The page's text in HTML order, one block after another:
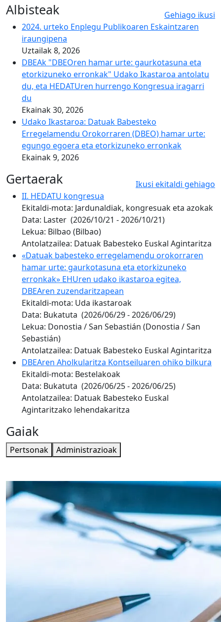
Albisteak
Gehiago ikusi
2024. urteko Enplegu Publikoaren Eskaintzaren
iraungipena
Uztailak 8, 2026
DBEAk "DBEOren hamar urte: gaurkotasuna eta
etorkizuneko erronkak" Udako Ikastaroa antolatu
du, eta HEDATUren hurrengo Kongresua iragarri
du
Ekainak 30, 2026
Udako Ikastaroa: Datuak Babesteko
Erregelamendu Orokorraren (DBEO) hamar urte:
egungo egoera eta etorkizuneko erronkak
Ekainak 9, 2026
Gertaerak
Ikusi ekitaldi gehiago
II. HEDATU kongresua
Ekitaldi-mota: Jardunaldiak, kongresuak eta azokak
Data: Laster (2026/10/21 - 2026/10/21)
Lekua: Bilbao (Bilbao)
Antolatzailea: Datuak Babesteko Euskal Agintaritza
«Datuak babesteko erregelamendu orokorraren
hamar urte: gaurkotasuna eta etorkizuneko
erronkak» EHUren udako ikastaroa egitea,
DBEAren zuzendaritzapean
Ekitaldi-mota: Uda ikastaroak
Data: Bukatuta (2026/06/29 - 2026/06/29)
Lekua: Donostia / San Sebastián (Donostia / San
Sebastián)
Antolatzailea: Datuak Babesteko Euskal Agintaritza
DBEAren Aholkularitza Kontseiluaren ohiko bilkura
Ekitaldi-mota: Bestelakoak
Data: Bukatuta (2026/06/25 - 2026/06/25)
Antolatzailea: Datuak Babesteko Euskal
Agintaritzako lehendakaritza
Gaiak
Pertsonak Administrazioak